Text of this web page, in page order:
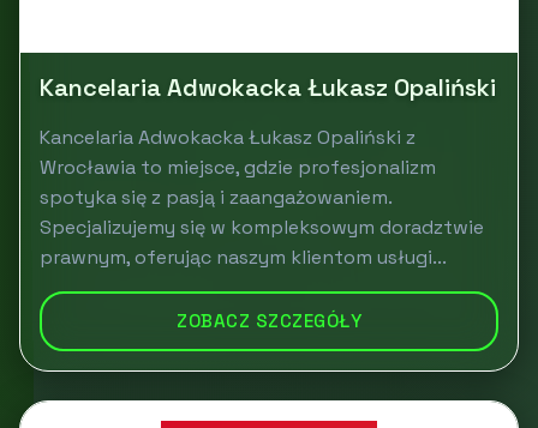
Kancelaria Adwokacka Łukasz Opaliński
Kancelaria Adwokacka Łukasz Opaliński z
Wrocławia to miejsce, gdzie profesjonalizm
spotyka się z pasją i zaangażowaniem.
Specjalizujemy się w kompleksowym doradztwie
prawnym, oferując naszym klientom usługi...
ZOBACZ SZCZEGÓŁY